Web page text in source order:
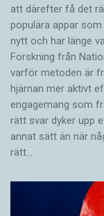
att därefter få det
populära appar
nytt och har länge
Forskning från
varför metoden är
hjärnan mer aktivt
engagemang som
rätt svar dyker upp
annat sätt än när
rätt…